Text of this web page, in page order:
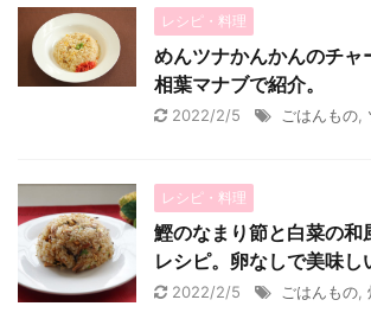
レシピ・料理
めんツナかんかんのチャ
相葉マナブで紹介。
2022/2/5 ごはんもの
レシピ・料理
鰹のなまり節と白菜の和
レシピ。卵なしで美味し
2022/2/5 ごはんもの